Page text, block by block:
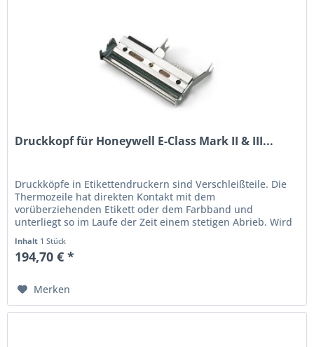
Druckkopf für Honeywell E-Class Mark II & III...
Druckköpfe in Etikettendruckern sind Verschleißteile. Die
Thermo­zeile hat direkten Kontakt mit dem
vorüberziehenden Etikett oder dem Farbband und
unterliegt so im Laufe der Zeit einem stetigen Abrieb. Wird
Inhalt 1 Stück
194,70 € *
Merken